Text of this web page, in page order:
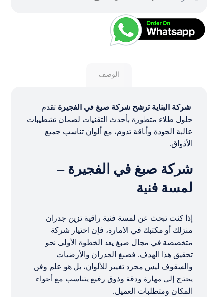
الوصف
شركة البناية ترشح شركة صبغ في الفجيرة تقدم
حلول طلاء متطورة بأحدث التقنيات لضمان تشطيبات
عالية الجودة وأناقة تدوم، مع ألوان تناسب جميع
الأذواق.
شركة صبغ في الفجيرة –
لمسة فنية
إذا كنت تبحث عن لمسة فنية راقية تزين جدران
منزلك أو مكتبك في الامارة، فإن اختيار شركة
متخصصة في مجال صبغ يعد الخطوة الأولى نحو
تحقيق هذا الهدف. فصبغ الجدران والأرضيات
والسقوف ليس مجرد تغيير للألوان، بل هو علم وفن
يحتاج إلى مهارة ودقة وذوق رفيع يتناسب مع أجواء
المكان ومتطلبات العميل.